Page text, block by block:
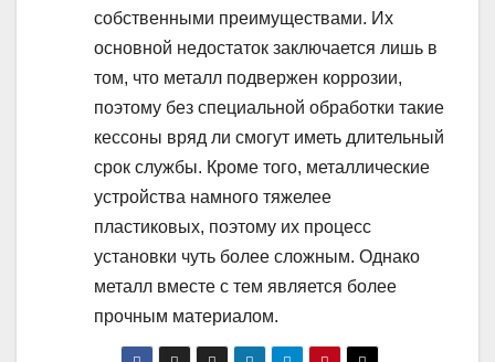
собственными преимуществами. Их
основной недостаток заключается лишь в
том, что металл подвержен коррозии,
поэтому без специальной обработки такие
кессоны вряд ли смогут иметь длительный
срок службы. Кроме того, металлические
устройства намного тяжелее
пластиковых, поэтому их процесс
установки чуть более сложным. Однако
металл вместе с тем является более
прочным материалом.